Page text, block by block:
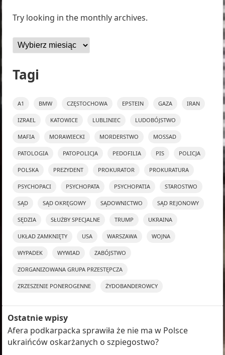
Try looking in the monthly archives.
Archiwa
Tagi
A1 BMW CZĘSTOCHOWA EPSTEIN GAZA IRAN
IZRAEL KATOWICE LUBLINIEC LUDOBÓJSTWO
MAFIA MORAWIECKI MORDERSTWO MOSSAD
PATOLOGIA PATOPOLICJA PEDOFILIA PIS POLICJA
POLSKA PREZYDENT PROKURATOR PROKURATURA
PSYCHOPACI PSYCHOPATA PSYCHOPATIA STAROSTWO
SĄD SĄD OKRĘGOWY SĄDOWNICTWO SĄD REJONOWY
SĘDZIA SŁUŻBY SPECJALNE TRUMP UKRAINA
UKŁAD ZAMKNIĘTY USA WARSZAWA WOJNA
WYPADEK WYWIAD ZABÓJSTWO
ZORGANIZOWANA GRUPA PRZESTĘPCZA
ZRZESZENIE PONEROGENNE ŻYDOBANDEROWCY
Ostatnie wpisy
Afera podkarpacka sprawiła że nie ma w Polsce
ukraińców oskarżanych o szpiegostwo?